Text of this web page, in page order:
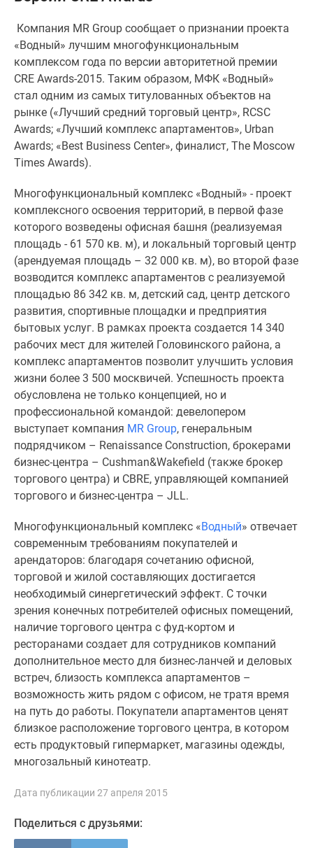
предложения
Коммерческие
помещения
Продавцы
застройщики
Панорамы
новостроек
Видеообзор
Экспертиза
новостроек
Экология
Москвы
Подмосковья
Студии
комнатные
комнатные
комнатные
Квартиры
карте
Ипотечный
калькулятор
Семейная
ипотека
ипотека
Банки
программы
Медиа
недвижимости
Мнение
эксперта
рынка
Покупателю
Экспертиза
Эксперты
авторы
Компания MR Group сообщает о признании проекта
«Водный» лучшим многофункциональным
комплексом года по версии авторитетной премии
CRE Awards-2015. Таким образом, МФК «Водный»
стал одним из самых титулованных объектов на
рынке («Лучший средний торговый центр», RCSC
Awards; «Лучший комплекс апартаментов», Urban
Awards; «Best Business Center», финалист, The Moscow
Times Awards).
Многофункциональный комплекс «Водный» - проект
комплексного освоения территорий, в первой фазе
которого возведены офисная башня (реализуемая
площадь - 61 570 кв. м), и локальный торговый центр
(арендуемая площадь – 32 000 кв. м), во второй фазе
возводится комплекс апартаментов с реализуемой
площадью 86 342 кв. м, детский сад, центр детского
развития, спортивные площадки и предприятия
бытовых услуг. В рамках проекта создается 14 340
рабочих мест для жителей Головинского района, а
комплекс апартаментов позволит улучшить условия
жизни более 3 500 москвичей. Успешность проекта
обусловлена не только концепцией, но и
профессиональной командой: девелопером
выступает компания MR Group, генеральным
подрядчиком – Renaissance Construction, брокерами
бизнес-центра – Cushman&Wakefield (также брокер
торгового центра) и CBRE, управляющей компанией
торгового и бизнес-центра – JLL.
Многофункциональный комплекс «Водный» отвечает
современным требованиям покупателей и
арендаторов: благодаря сочетанию офисной,
торговой и жилой составляющих достигается
необходимый синергетический эффект. С точки
зрения конечных потребителей офисных помещений,
наличие торгового центра с фуд-кортом и
ресторанами создает для сотрудников компаний
дополнительное место для бизнес-ланчей и деловых
встреч, близость комплекса апартаментов –
возможность жить рядом с офисом, не тратя время
на путь до работы. Покупатели апартаментов ценят
близкое расположение торгового центра, в котором
есть продуктовый гипермаркет, магазины одежды,
многозальный кинотеатр.
Дата публикации 27 апреля 2015
Поделиться с друзьями: